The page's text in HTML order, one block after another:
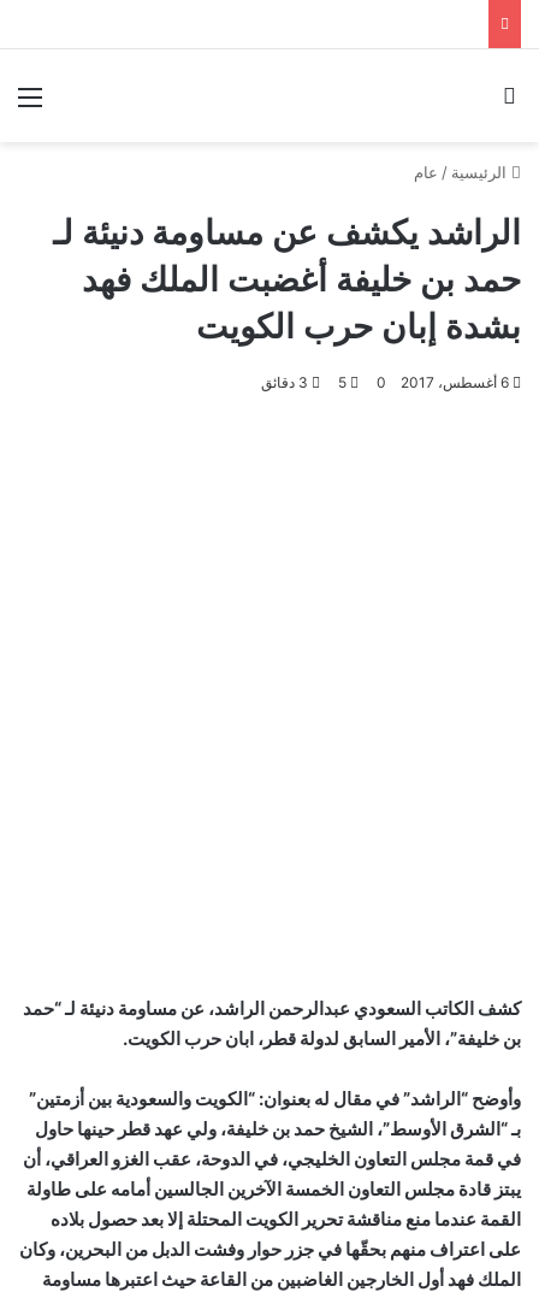
الرئيسية / عام
الراشد يكشف عن مساومة دنيئة لـ
حمد بن خليفة أغضبت الملك فهد
بشدة إبان حرب الكويت
6 أغسطس، 2017 0
5
كشف الكاتب السعودي عبدالرحمن الراشد، عن مساومة دنيئة لـ “حمد
بن خليفة”، الأمير السابق لدولة قطر، ابان حرب الكويت.
وأوضح “الراشد” في مقال له بعنوان: “الكويت والسعودية بين أزمتين”
بـ “الشرق الأوسط”، الشيخ حمد بن خليفة، ولي عهد قطر حينها حاول
في قمة مجلس التعاون الخليجي، في الدوحة، عقب الغزو العراقي، أن
يبتز قادة مجلس التعاون الخمسة الآخرين الجالسين أمامه على طاولة
القمة عندما منع مناقشة تحرير الكويت المحتلة إلا بعد حصول بلاده
على اعتراف منهم بحقّها في جزر حوار وفشت الدبل من البحرين، وكان
الملك فهد أول الخارجين الغاضبين من القاعة حيث اعتبرها مساومة